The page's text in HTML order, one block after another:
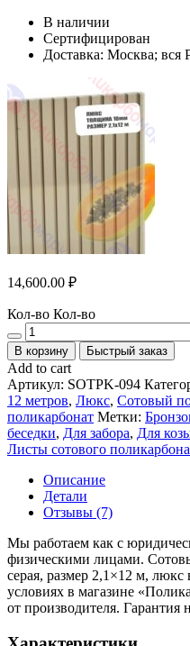
В наличии
Сертифицирован
Доставка: Москва; вся
14,600.00 ₽
Кол-во Кол-во
В корзину Быстрый заказ
Add to cart
Артикул: SOTPK-094
12 метров, Люкс, Сотовый
поликарбонат Метки:
беседки, Для забора, Для
Листы сотового
Описание
Детали
Отзывы (7)
Мы работаем как с
физическими лицами.
серая, размер 2,1×12 м,
условиях в магазине
от производителя.